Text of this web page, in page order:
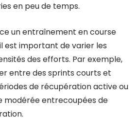
en peu de temps.
un entraînement en course
est important de varier les
des efforts. Par exemple,
entre des sprints courts et
de récupération active ou
modérée entrecoupées de